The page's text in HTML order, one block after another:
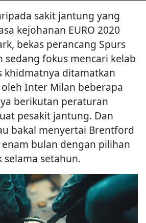
sakit jantung yang
kejohanan EURO 2020
bekas perancang Spurs
sedang fokus mencari kelab
khidmatnya ditamatkan
Inter Milan beberapa
berikutan peraturan
pesakit jantung. Dan
bakal menyertai Brentford
bulan dengan pilihan
setahun.